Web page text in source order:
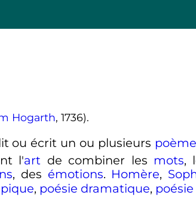
Hogarth, 1736).
ou écrit un ou plusieurs
l'art de combiner les mots,
, des émotions. Homère,
, poésie dramatique,